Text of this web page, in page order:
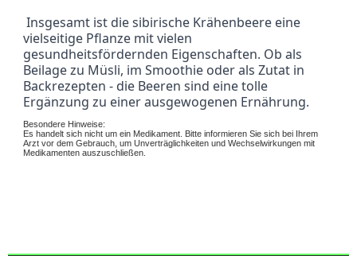
Insgesamt ist die sibirische Krähenbeere eine
vielseitige Pflanze mit vielen
gesundheitsfördernden Eigenschaften. Ob als
Beilage zu Müsli, im Smoothie oder als Zutat in
Backrezepten - die Beeren sind eine tolle
Ergänzung zu einer ausgewogenen Ernährung.
Besondere Hinweise:
Es handelt sich nicht um ein Medikament. Bitte informieren Sie sich bei Ihrem
Arzt vor dem Gebrauch, um Unverträglichkeiten und Wechselwirkungen mit
Medikamenten auszuschließen.